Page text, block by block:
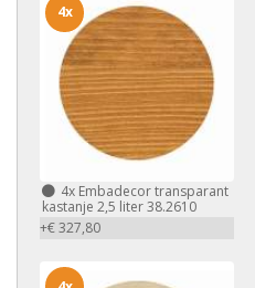
4x Embadecor transparant
kastanje 2,5 liter 38.2610
+€ 327,80
4x